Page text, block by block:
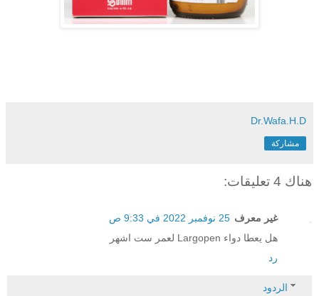
Dr.Wafa.H.D
مشاركة
هناك 4 تعليقات:
غير معرف 25 نوفمبر 2022 في 9:33 ص
هل يعطا دواء Largopen لعمر ست اشهر
رد
الردود